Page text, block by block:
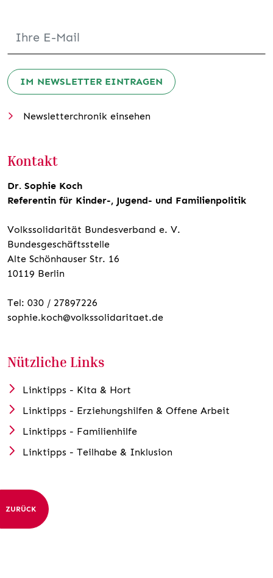
IM NEWSLETTER EINTRAGEN
Newsletterchronik einsehen
Kontakt
Dr. Sophie Koch
Referentin für Kinder-, Jugend- und Familienpolitik
Volkssolidarität Bundesverband e. V.
Bundesgeschäftsstelle
Alte Schönhauser Str. 16
10119 Berlin
Tel: 030 / 27897226
sophie.koch@volkssolidaritaet.de
Nützliche Links
Linktipps - Kita & Hort
Linktipps - Erziehungshilfen & Offene Arbeit
Linktipps - Familienhilfe
Linktipps - Teilhabe & Inklusion
ZURÜCK